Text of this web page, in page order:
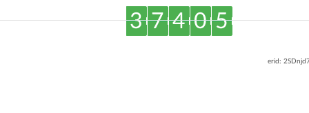
3 7 4 0 5
erid: